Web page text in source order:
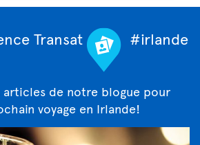
Transat #irlande
articles de notre blogue pour
voyage en Irlande!